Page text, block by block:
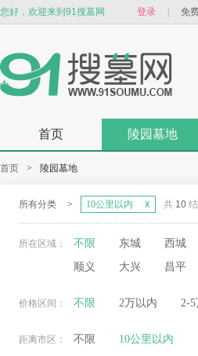
您好，欢迎来到91搜墓网 登录 免
首页 陵园墓地
首页 > 陵园墓地
所有分类 > 10公里以内 共 10
所在区域： 不限 东城 西城
顺义
大兴 昌平
价格区间： 不限 2万以内 2-5
距离市区： 不限 10公里以内